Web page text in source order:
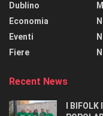
Dublino
Economia
Eventi
Fiere
Recent News
I